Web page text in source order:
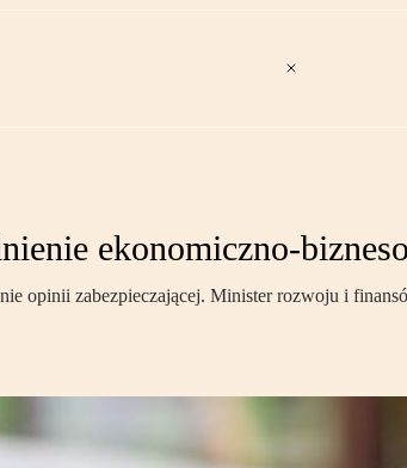
ekonomiczno-
opinii zabezpieczającej. Minister rozwoju i